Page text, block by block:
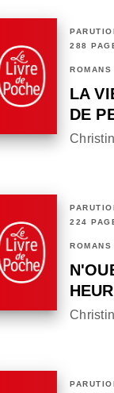
288
ROMANS
LA
DE
224
ROMANS